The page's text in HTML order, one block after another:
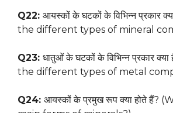
Q22: आयस्कों के घटकों के विभिन्न प्रकार
the different types of mineral
Q23: धातुओं के घटकों के विभिन्न प्रकार
the different types of metal
Q24: आयस्कों के प्रमुख रूप क्या होते हैं?